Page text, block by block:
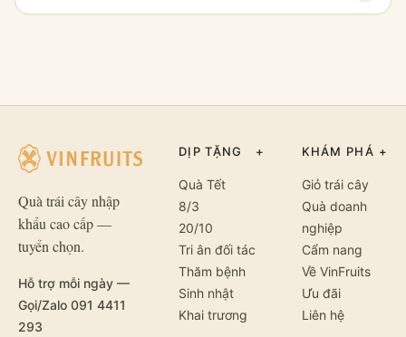
Quà trái cây nhập
khẩu cao cấp —
tuyển chọn.
Hỗ trợ mỗi ngày —
Gọi/Zalo 091 4411
293
DỊP TẶNG +
Quà Tết
8/3
20/10
Tri ân đối tác
Thăm bệnh
Sinh nhật
Khai trương
KHÁM PHÁ +
Giỏ trái cây
Quà doanh
nghiệp
Cẩm nang
Về VinFruits
Ưu đãi
Liên hệ